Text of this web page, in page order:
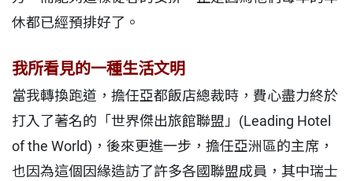
休都已經預排好了。
我所看見的一種生活文明
當我轉換跑道，擔任亞都飯店總裁時，費心盡力終於
打入了著名的「世界傑出旅館聯盟」(Leading Hotel
of the World)，後來更進一步，擔任亞洲區的主席，
也因為這個因緣造訪了許多各國聯盟成員，其中瑞士